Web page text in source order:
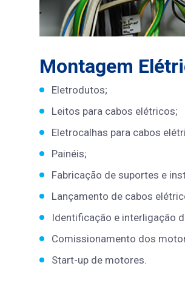
Montagem
Eletrodutos;
Leitos para cabos elétricos;
Eletrocalhas para cabos
Painéis;
Fabricação de suportes e
Lançamento de cabos
Identificação e interligação
Comissionamento dos
Start-up de motores.